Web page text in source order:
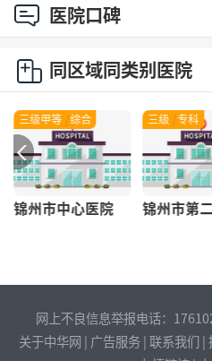
医院口碑
同区域同类别医院
锦州市中心医院
三级甲等 综合
锦州市第
三级 专科
网上不良信息举报电话：
关于中华网 | 广告服务|联系我们 |